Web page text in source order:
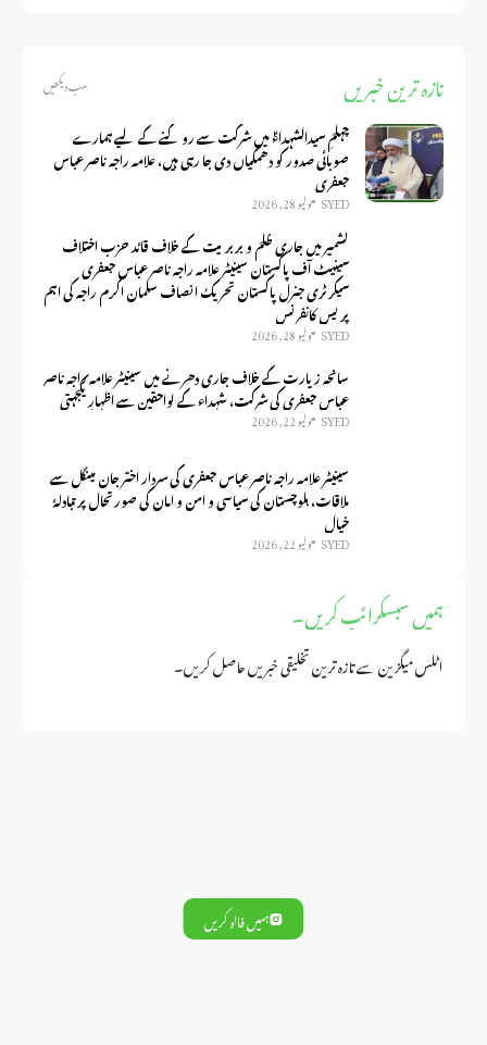
تازہ ترین خبریں سب دیکھیں
چہلمِ سیدالشہداءؑ میں شرکت سے روکنے کے لیے ہمارے
صوبائی صدور کو دھمکیاں دی جا رہی ہیں، علامہ راجہ ناصر عباس
جعفری
SYED يوليو 28, 2026
کشمیر میں جاری ظلم و بربریت کے خلاف قائد حزب اختلاف
سینیٹ آف پاکستان سینیٹر علامہ راجہ ناصر عباس جعفری
سیکرٹری جنرل پاکستان تحریک انصاف سلمان اکرم راجہ کی اہم
پریس کانفرنس
SYED يوليو 28, 2026
سانحہ زیارت کے خلاف جاری دھرنے میں سینیٹر علامہ راجہ ناصر
عباس جعفری کی شرکت، شہداء کے لواحقین سے اظہارِ یکجہتی
SYED يوليو 22, 2026
سینیٹر علامہ راجہ ناصر عباس جعفری کی سردار اختر جان مینگل سے
ملاقات، بلوچستان کی سیاسی و امن و امان کی صورتحال پر تبادلۂ
خیال
SYED يوليو 22, 2026
ہمیں سبسکرائب کریں۔
اٹلس میگزین سے تازہ ترین تخلیقی خبریں حاصل کریں۔
ہمیں فالو کریں